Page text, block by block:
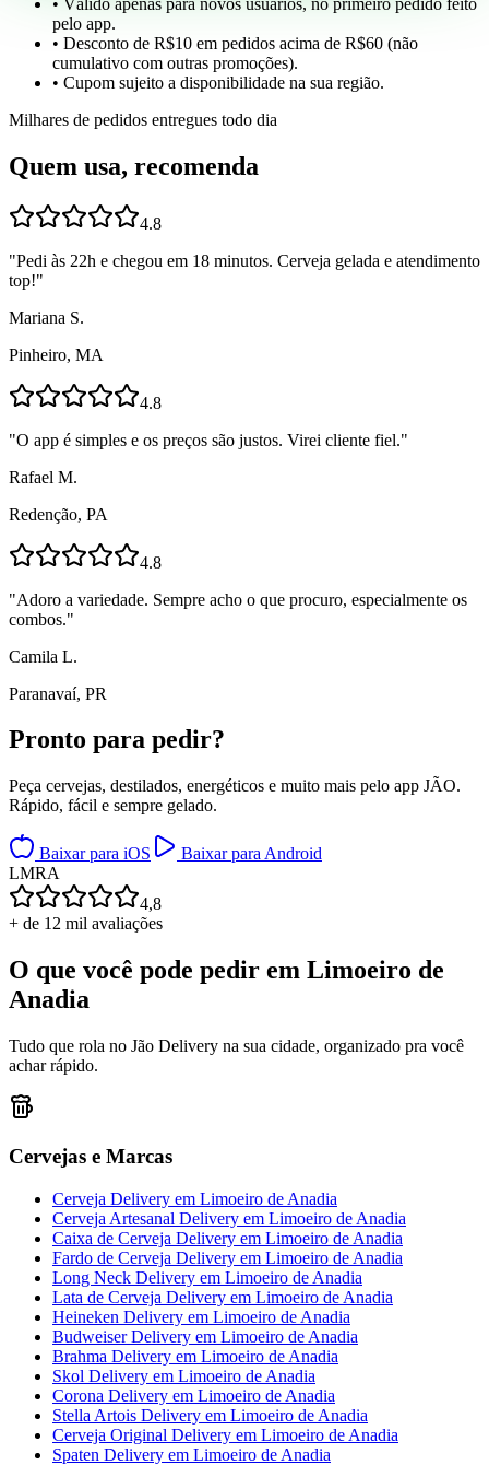
pelo app.
• Desconto de R$10 em pedidos acima de R$60 (não
cumulativo com outras promoções).
• Cupom sujeito a disponibilidade na sua região.
Milhares de pedidos entregues todo dia
Quem usa, recomenda
4.8
"Pedi às 22h e chegou em 18 minutos. Cerveja gelada e atendimento
top!"
Mariana S.
Pinheiro, MA
4.8
"O app é simples e os preços são justos. Virei cliente fiel."
Rafael M.
Redenção, PA
4.8
"Adoro a variedade. Sempre acho o que procuro, especialmente os
combos."
Camila L.
Paranavaí, PR
Pronto para pedir?
Peça cervejas, destilados, energéticos e muito mais pelo app JÃO.
Rápido, fácil e sempre gelado.
Baixar para iOS
Baixar para Android
LMRA
4,8
+ de 12 mil avaliações
O que você pode pedir em Limoeiro de
Anadia
Tudo que rola no Jão Delivery na sua cidade, organizado pra você
achar rápido.
Cervejas e Marcas
Cerveja Delivery em Limoeiro de Anadia
Cerveja Artesanal Delivery em Limoeiro de Anadia
Caixa de Cerveja Delivery em Limoeiro de Anadia
Fardo de Cerveja Delivery em Limoeiro de Anadia
Long Neck Delivery em Limoeiro de Anadia
Lata de Cerveja Delivery em Limoeiro de Anadia
Heineken Delivery em Limoeiro de Anadia
Budweiser Delivery em Limoeiro de Anadia
Brahma Delivery em Limoeiro de Anadia
Skol Delivery em Limoeiro de Anadia
Corona Delivery em Limoeiro de Anadia
Stella Artois Delivery em Limoeiro de Anadia
Cerveja Original Delivery em Limoeiro de Anadia
Spaten Delivery em Limoeiro de Anadia